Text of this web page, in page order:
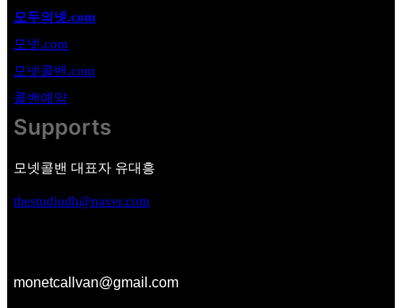
모두의넷.com
모넷.com
모넷콜밴.com
콜밴예약
Supports
모넷콜밴 대표자 유대흥
thestudiodh@naver.com
monetcallvan@gmail.com